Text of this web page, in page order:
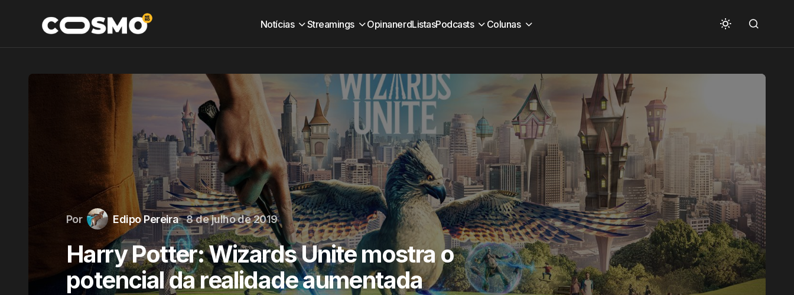
Notícias Streamings OpinanerdListasPodcasts Colunas
Por Edipo Pereira 8 de julho de 2019
Harry Potter: Wizards Unite mostra o
potencial da realidade aumentada